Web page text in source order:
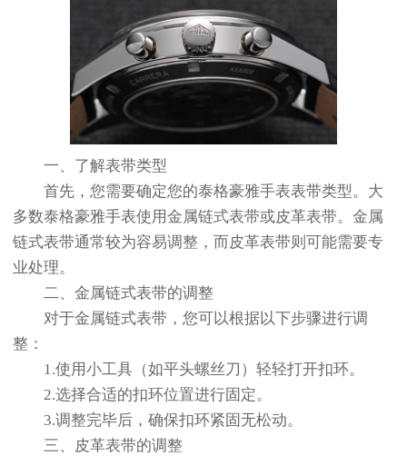
一、了解表带类型
首先，您需要确定您的泰格豪雅手表表带类型。大
多数泰格豪雅手表使用金属链式表带或皮革表带。金属
链式表带通常较为容易调整，而皮革表带则可能需要专
业处理。
二、金属链式表带的调整
对于金属链式表带，您可以根据以下步骤进行调
整：
1.使用小工具（如平头螺丝刀）轻轻打开扣环。
2.选择合适的扣环位置进行固定。
3.调整完毕后，确保扣环紧固无松动。
三、皮革表带的调整